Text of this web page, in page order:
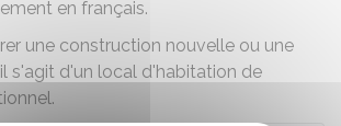
en français.
une construction nouvelle ou une
s'agit d'un local d'habitation de